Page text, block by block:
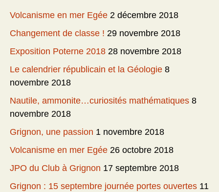
Volcanisme en mer Egée 2 décembre 2018
Changement de classe ! 29 novembre 2018
Exposition Poterne 2018 28 novembre 2018
Le calendrier républicain et la Géologie 8
novembre 2018
Nautile, ammonite…curiosités mathématiques 8
novembre 2018
Grignon, une passion 1 novembre 2018
Volcanisme en mer Egée 26 octobre 2018
JPO du Club à Grignon 17 septembre 2018
Grignon : 15 septembre journée portes ouvertes 11